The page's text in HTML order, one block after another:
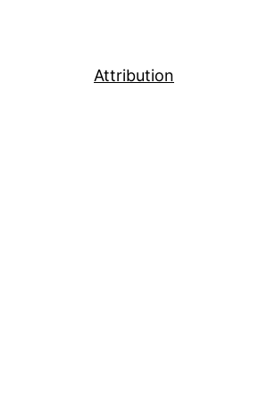
Attribution